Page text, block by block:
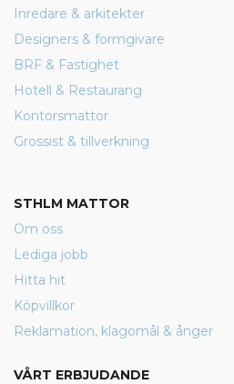
Inredare & arkitekter
Designers & formgivare
BRF & Fastighet
Hotell & Restaurang
Kontorsmattor
Grossist & tillverkning
STHLM MATTOR
Om oss
Lediga jobb
Hitta hit
Köpvillkor
Reklamation, klagomål & ånger
VÅRT ERBJUDANDE